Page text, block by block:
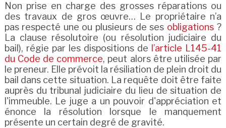
Non prise en charge des grosses réparations ou
des travaux de gros œuvre… Le propriétaire n’a
pas respecté une ou plusieurs de ses obligations ?
La clause résolutoire (ou résolution judiciaire du
bail), régie par les dispositions de l’article L145-41
du Code de commerce, peut alors être utilisée par
le preneur. Elle prévoit la résiliation de plein droit du
bail dans cette situation. La requête doit être faite
auprès du tribunal judiciaire du lieu de situation de
l'immeuble. Le juge a un pouvoir d'appréciation et
énonce la résolution lorsque le manquement
présente un certain degré de gravité.